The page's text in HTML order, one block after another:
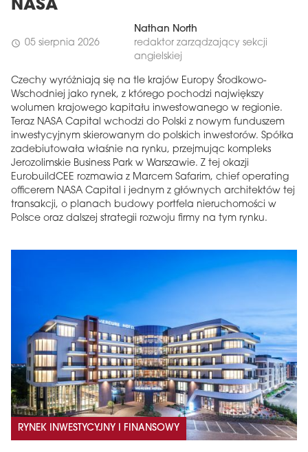
NASA
schedule 05 sierpnia 2026
Nathan North
redaktor zarządzający sekcji
angielskiej
Czechy wyróżniają się na tle krajów Europy Środkowo-
Wschodniej jako rynek, z którego pochodzi największy
wolumen krajowego kapitału inwestowanego w regionie.
Teraz NASA Capital wchodzi do Polski z nowym funduszem
inwestycyjnym skierowanym do polskich inwestorów. Spółka
zadebiutowała właśnie na rynku, przejmując kompleks
Jerozolimskie Business Park w Warszawie. Z tej okazji
EurobuildCEE rozmawia z Marcem Safarim, chief operating
officerem NASA Capital i jednym z głównych architektów tej
transakcji, o planach budowy portfela nieruchomości w
Polsce oraz dalszej strategii rozwoju firmy na tym rynku.
RYNEK INWESTYCYJNY I FINANSOWY